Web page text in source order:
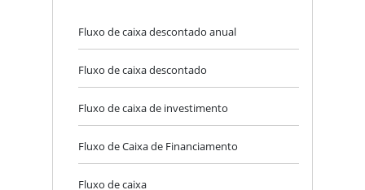
Fluxo de caixa descontado anual
Fluxo de caixa descontado
Fluxo de caixa de investimento
Fluxo de Caixa de Financiamento
Fluxo de caixa